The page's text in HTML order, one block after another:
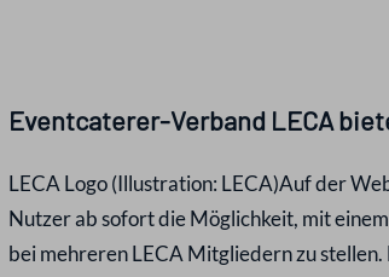
Eventcaterer-Verband LECA
LECA Logo (Illustration: LECA)Auf der
Nutzer ab sofort die Möglichkeit, mit
bei mehreren LECA Mitgliedern zu